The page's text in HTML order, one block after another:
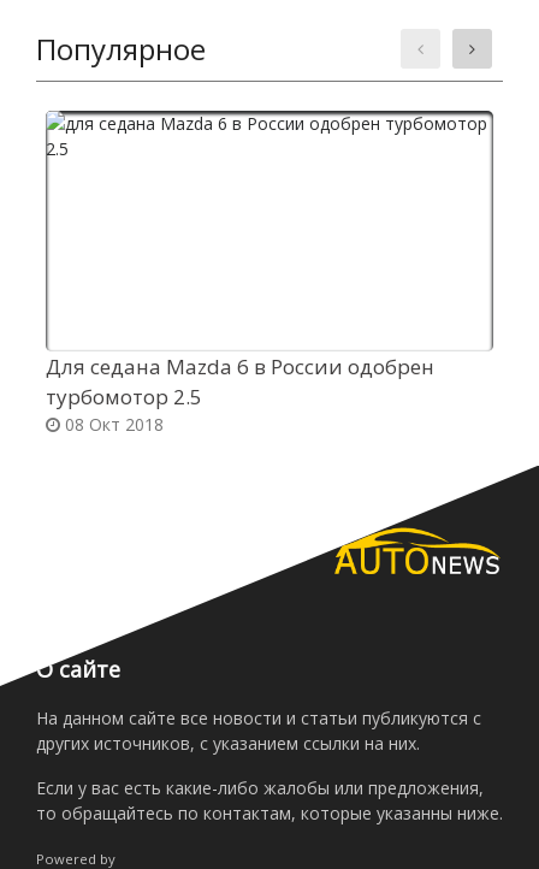
Популярное
Для седана Mazda 6 в России одобрен
турбомотор 2.5
08 Окт 2018
О сайте
На данном сайте все новости и статьи публикуются с
других источников, с указанием ссылки на них.
Если у вас есть какие-либо жалобы или предложения,
то обращайтесь по контактам, которые указанны ниже.
Powered by